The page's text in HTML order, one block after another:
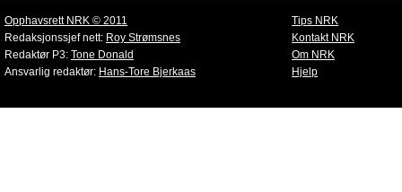
Opphavsrett NRK © 2011
Redaksjonssjef nett: Roy Strømsnes
Redaktør P3: Tone Donald
Ansvarlig redaktør: Hans-Tore Bjerkaas
Tips NRK
Kontakt NRK
Om NRK
Hjelp